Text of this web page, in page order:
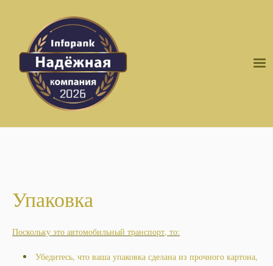
Упаковка
Поскольку это автомобильный транспорт, то:
Убедитесь, что ваша упаковка сделана из прочного картона,